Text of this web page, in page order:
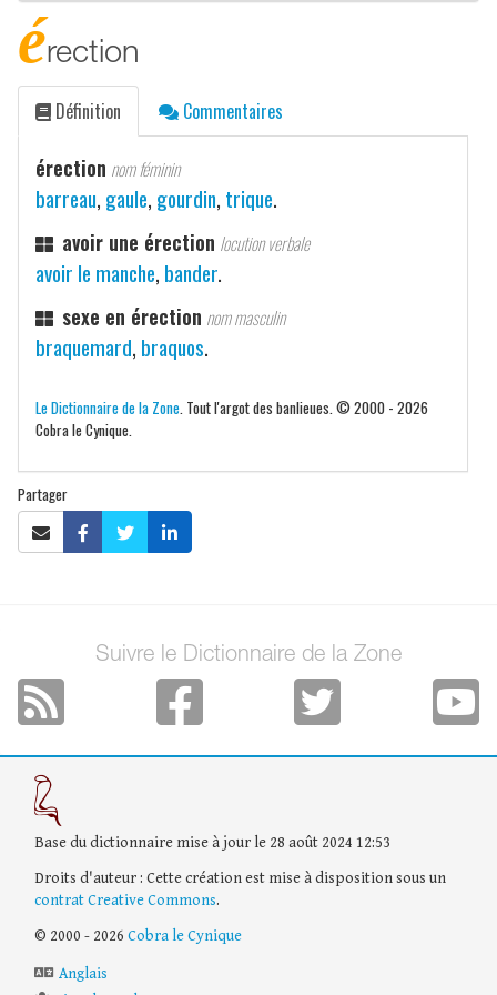
érection
Définition Commentaires
érection nom féminin
barreau, gaule, gourdin, trique.
avoir une érection locution verbale
avoir le manche, bander.
sexe en érection nom masculin
braquemard, braquos.
Le Dictionnaire de la Zone . Tout l'argot des banlieues. © 2000 - 2026
Cobra le Cynique.
Partager
Suivre le Dictionnaire de la Zone
Base du dictionnaire mise à jour le 28 août 2024 12:53
Droits d'auteur : Cette création est mise à disposition sous un
contrat Creative Commons.
© 2000 - 2026 Cobra le Cynique
Anglais